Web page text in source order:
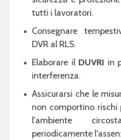
tutti i lavoratori.
Consegnare
DVR al RLS.
Elaborare il DUVRI in
interferenza.
Assicurarsi che le
non comportino rischi
l'ambiente
periodicamente